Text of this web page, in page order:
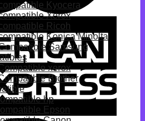
Kyocera
Xerox
Ricoh
Konica Minolta
Samsung
xerox
Brother
hp
Epson